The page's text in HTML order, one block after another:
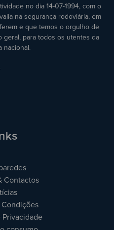
no dia 14-07-1994, com o
na segurança rodoviária, em
e que temos o orgulho de
para todos os utentes da
nacional.
Contactos